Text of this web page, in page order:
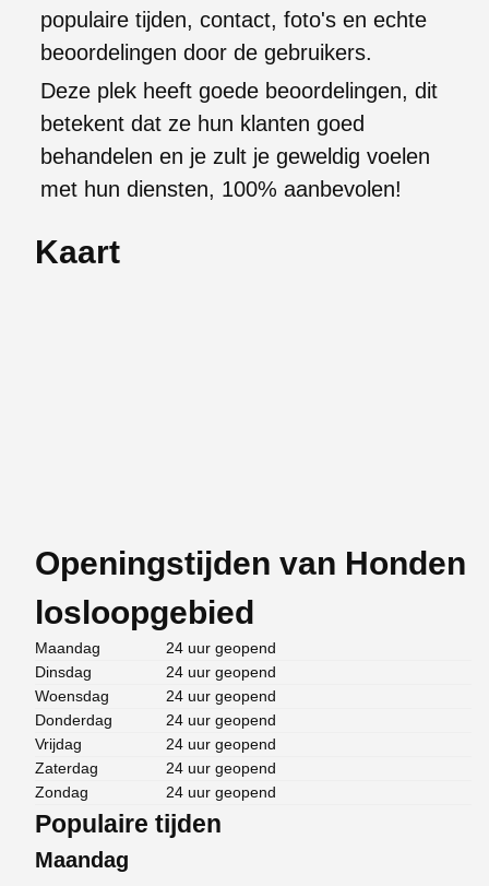
populaire tijden, contact, foto's en echte
beoordelingen door de gebruikers.
Deze plek heeft goede beoordelingen, dit
betekent dat ze hun klanten goed
behandelen en je zult je geweldig voelen
met hun diensten, 100% aanbevolen!
Kaart
Openingstijden van Honden
losloopgebied
Maandag
24 uur geopend
Dinsdag
24 uur geopend
Woensdag
24 uur geopend
Donderdag
24 uur geopend
Vrijdag
24 uur geopend
Zaterdag
24 uur geopend
Zondag
24 uur geopend
Populaire tijden
Maandag